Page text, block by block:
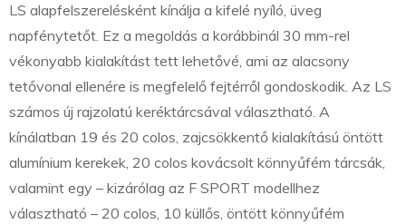
LS alapfelszerelésként kínálja a kifelé nyíló, üveg
napfénytetőt. Ez a megoldás a korábbinál 30 mm-rel
vékonyabb kialakítást tett lehetővé, ami az alacsony
tetővonal ellenére is megfelelő fejtérről gondoskodik. Az LS
számos új rajzolatú keréktárcsával választható. A
kínálatban 19 és 20 colos, zajcsökkentő kialakítású öntött
alumínium kerekek, 20 colos kovácsolt könnyűfém tárcsák,
valamint egy – kizárólag az F SPORT modellhez
választható – 20 colos, 10 küllős, öntött könnyűfém